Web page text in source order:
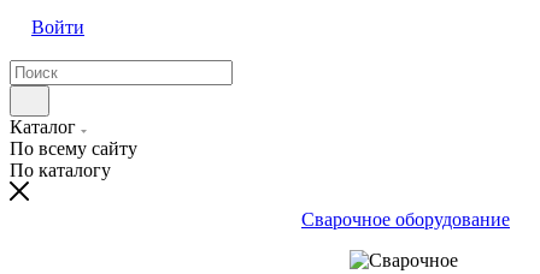
Войти
Каталог
По всему сайту
По каталогу
Сварочное оборудование